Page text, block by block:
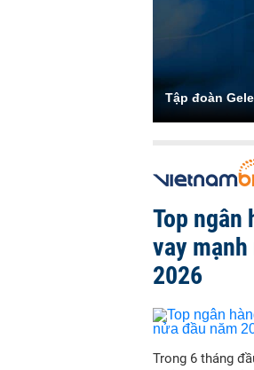
Tập đoàn
Top ngân
vay
2026
Trong 6 tháng